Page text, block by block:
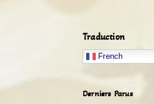
Traduction
French
Derniers Parus